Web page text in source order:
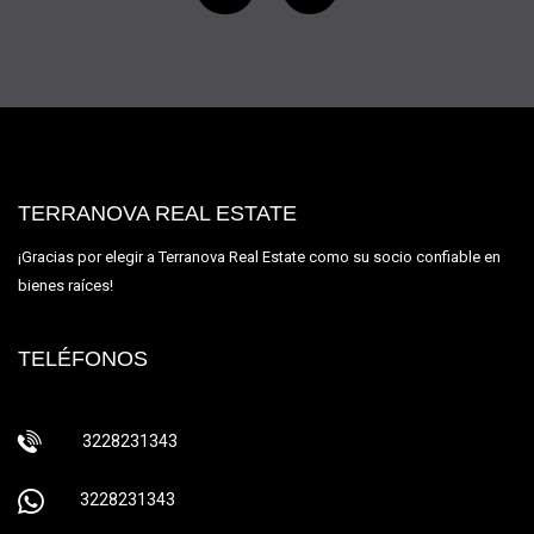
TERRANOVA REAL ESTATE
¡Gracias por elegir a Terranova Real Estate como su socio confiable en
bienes raíces!
TELÉFONOS
3228231343
3228231343